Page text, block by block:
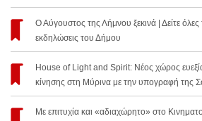
Ο Αύγουστος της Λήμνου ξεκινά | Δείτε όλες
εκδηλώσεις του Δήμου
House of Light and Spirit: Νέος χώρος
κίνησης στη Μύρινα με την υπογραφή της
Με επιτυχία και «αδιαχώρητο» στο